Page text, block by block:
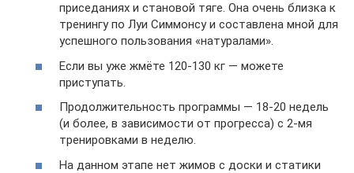
приседаниях и становой тяге. Она очень близка к
тренингу по Луи Симмонсу и составлена мной для
успешного пользования «натуралами».
Если вы уже жмёте 120-130 кг — можете
приступать.
Продолжительность программы — 18-20 недель
(и более, в зависимости от прогресса) с 2-мя
тренировками в неделю.
На данном этапе нет жимов с доски и статики